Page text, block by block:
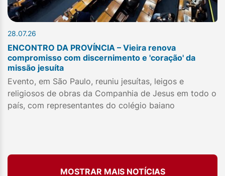
28.07.26
ENCONTRO DA PROVÍNCIA – Vieira renova
compromisso com discernimento e 'coração' da
missão jesuíta
Evento, em São Paulo, reuniu jesuítas, leigos e
religiosos de obras da Companhia de Jesus em todo o
país, com representantes do colégio baiano
MOSTRAR MAIS NOTÍCIAS